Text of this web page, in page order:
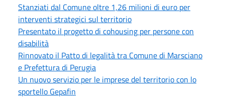
Stanziati dal Comune oltre 1,26 milioni di euro per
interventi strategici sul territorio
Presentato il progetto di cohousing per persone con
disabilità
Rinnovato il Patto di legalità tra Comune di Marsciano
e Prefettura di Perugia
Un nuovo servizio per le imprese del territorio con lo
sportello Gepafin